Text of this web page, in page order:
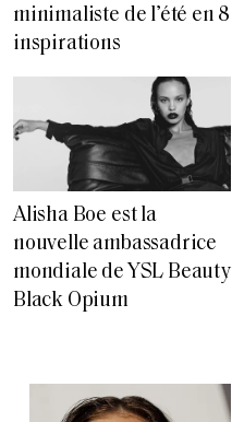
minimaliste de l’été en 8
inspirations
Alisha Boe est la
nouvelle ambassadrice
mondiale de YSL Beauty
Black Opium